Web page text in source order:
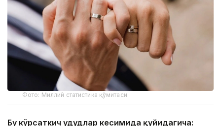
Фото: Миллий статистика қўмитаси
Бу кўрсаткич ҳудудлар кесимида қуйидагича: